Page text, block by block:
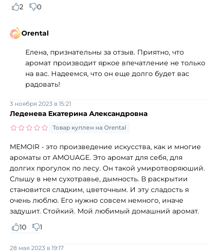
2
0
Orental
Елена, признательны за отзыв. Приятно, что
аромат производит яркое впечатление не только
на вас. Надеемся, что он еще долго будет вас
радовать!
Леденева Екатерина Александровна
3 ноября 2023 в 15:21
Товар куплен на Orental
MEMOIR - это произведение искусства, как и многие
ароматы от AMOUAGE. Это аромат для себя, для
долгих прогулок по лесу. Он такой умиротворяюший.
Слышу в нем сухотравье, дымность. В раскрытии
становится сладким, цветочным. И эту сладость я
очень люблю. Его нужно совсем немного, иначе
задушит. Стойкий. Мой любимый домашний аромат.
10
1
28 мая 2023 в 19:17